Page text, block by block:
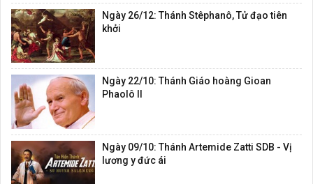
Ngày 26/12: Thánh Stêphanô, Tử đạo tiên
khởi
Ngày 22/10: Thánh Giáo hoàng Gioan
Phaolô II
Ngày 09/10: Thánh Artemide Zatti SDB - Vị
lương y đức ái